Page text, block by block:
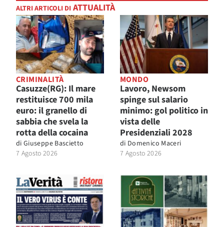
ALTRI ARTICOLI DI ATTUALITÀ
CRIMINALITÀ
Casuzze(RG): Il mare
restituisce 700 mila
euro: il granello di
sabbia che svela la
rotta della cocaina
di Giuseppe Bascietto
7 Agosto 2026
MONDO
Lavoro, Newsom
spinge sul salario
minimo: gol politico in
vista delle
Presidenziali 2028
di Domenico Maceri
7 Agosto 2026